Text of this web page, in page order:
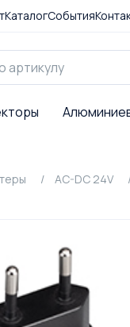
КаталогСобытия
AC-DC 24V